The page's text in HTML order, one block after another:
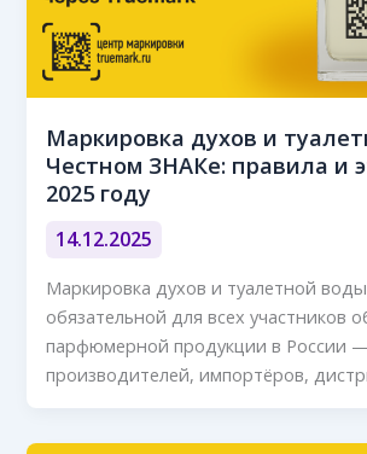
Маркировка духов и
Честном ЗНАКе: правила и
2025 году
14.12.2025
Маркировка духов и туалетной воды
обязательной для всех участников
парфюмерной продукции в России
производителей, импортёров,